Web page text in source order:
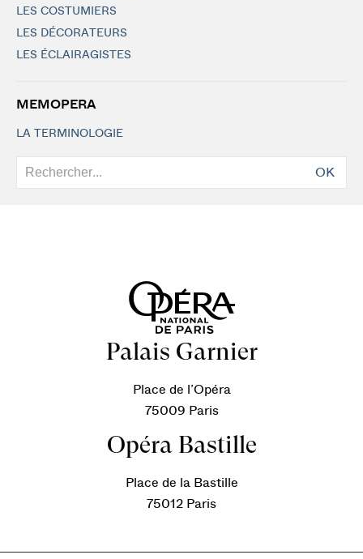
LES COSTUMIERS
LES DÉCORATEURS
LES ÉCLAIRAGISTES
MEMOPERA
LA TERMINOLOGIE
OK
Palais Garnier
Place de l’Opéra
75009 Paris
Opéra Bastille
Place de la Bastille
75012 Paris